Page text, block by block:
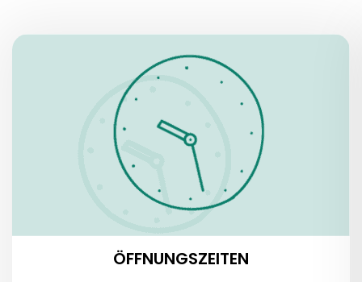
ÖFFNUNGSZEITEN
ÖFFNUNGSZEITEN